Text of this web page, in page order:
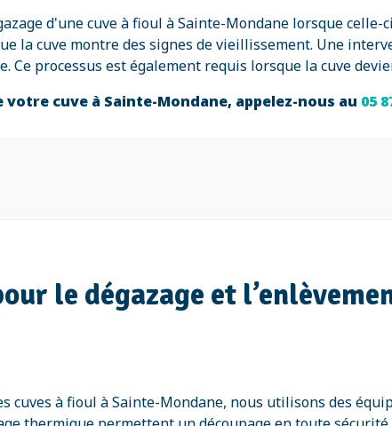
d'une cuve à fioul à Sainte-Mondane lorsque
la cuve montre des signes de vieillissement. Une
processus est également requis lorsque la cuve
cuve à Sainte-Mondane, appelez-nous au 05
le dégazage et
cuves à fioul à Sainte-Mondane, nous utilisons des